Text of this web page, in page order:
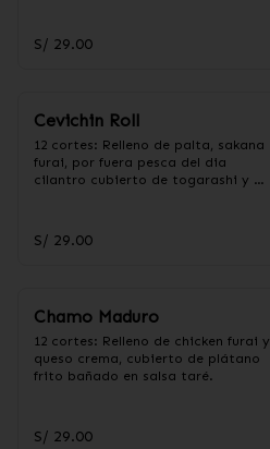
S/ 29.00
Cevichin Roll
12 cortes: Relleno de palta, sakana
furai, por fuera pesca del dia
cilantro cubierto de togarashi y
S/ 29.00
Chamo Maduro
12 cortes: Relleno de chicken furai y
queso crema, cubierto de plátano
frito bañado en salsa taré.
S/ 29.00